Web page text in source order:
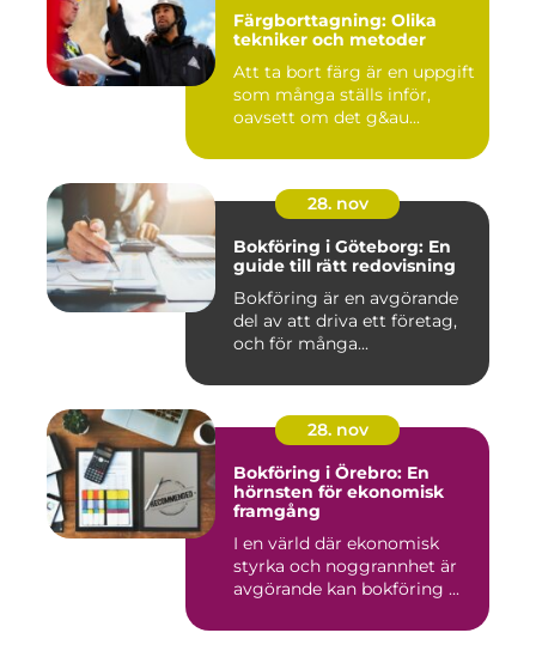
Färgborttagning: Olika
tekniker och metoder
Att ta bort färg är en uppgift
som många ställs inför,
oavsett om det g&au...
28. nov
Bokföring i Göteborg: En
guide till rätt redovisning
Bokföring är en avgörande
del av att driva ett företag,
och för många...
28. nov
Bokföring i Örebro: En
hörnsten för ekonomisk
framgång
I en värld där ekonomisk
styrka och noggrannhet är
avgörande kan bokföring ...